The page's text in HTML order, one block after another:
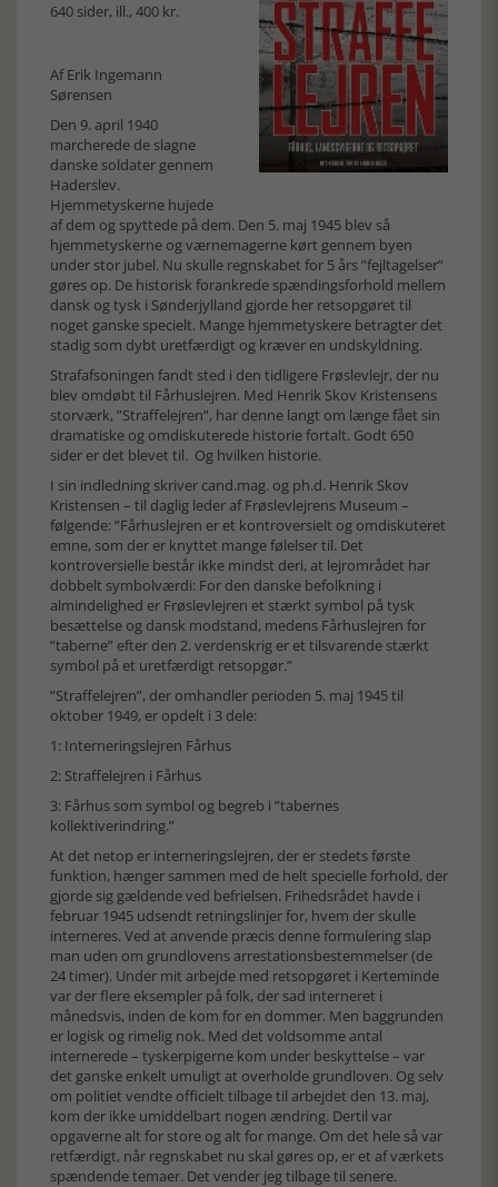
640 sider, ill., 400 kr.
Af Erik Ingemann
Sørensen
Den 9. april 1940
marcherede de slagne
danske soldater gennem
Haderslev.
Hjemmetyskerne hujede
af dem og spyttede på dem. Den 5. maj 1945 blev så
hjemmetyskerne og værnemagerne kørt gennem byen
under stor jubel. Nu skulle regnskabet for 5 års ”fejltagelser”
gøres op. De historisk forankrede spændingsforhold mellem
dansk og tysk i Sønderjylland gjorde her retsopgøret til
noget ganske specielt. Mange hjemmetyskere betragter det
stadig som dybt uretfærdigt og kræver en undskyldning.
Strafafsoningen fandt sted i den tidligere Frøslevlejr, der nu
blev omdøbt til Fårhuslejren. Med Henrik Skov Kristensens
storværk, ”Straffelejren”, har denne langt om længe fået sin
dramatiske og omdiskuterede historie fortalt. Godt 650
sider er det blevet til. Og hvilken historie.
I sin indledning skriver cand.mag. og ph.d. Henrik Skov
Kristensen – til daglig leder af Frøslevlejrens Museum –
følgende: ”Fårhuslejren er et kontroversielt og omdiskuteret
emne, som der er knyttet mange følelser til. Det
kontroversielle består ikke mindst deri, at lejrområdet har
dobbelt symbolværdi: For den danske befolkning i
almindelighed er Frøslevlejren et stærkt symbol på tysk
besættelse og dansk modstand, medens Fårhuslejren for
”taberne” efter den 2. verdenskrig er et tilsvarende stærkt
symbol på et uretfærdigt retsopgør.”
”Straffelejren”, der omhandler perioden 5. maj 1945 til
oktober 1949, er opdelt i 3 dele:
1: Interneringslejren Fårhus
2: Straffelejren i Fårhus
3: Fårhus som symbol og begreb i ”tabernes
kollektiverindring.”
At det netop er interneringslejren, der er stedets første
funktion, hænger sammen med de helt specielle forhold, der
gjorde sig gældende ved befrielsen. Frihedsrådet havde i
februar 1945 udsendt retningslinjer for, hvem der skulle
interneres. Ved at anvende præcis denne formulering slap
man uden om grundlovens arrestationsbestemmelser (de
24 timer). Under mit arbejde med retsopgøret i Kerteminde
var der flere eksempler på folk, der sad interneret i
månedsvis, inden de kom for en dommer. Men baggrunden
er logisk og rimelig nok. Med det voldsomme antal
internerede – tyskerpigerne kom under beskyttelse – var
det ganske enkelt umuligt at overholde grundloven. Og selv
om politiet vendte officielt tilbage til arbejdet den 13. maj,
kom der ikke umiddelbart nogen ændring. Dertil var
opgaverne alt for store og alt for mange. Om det hele så var
retfærdigt, når regnskabet nu skal gøres op, er et af værkets
spændende temaer. Det vender jeg tilbage til senere.